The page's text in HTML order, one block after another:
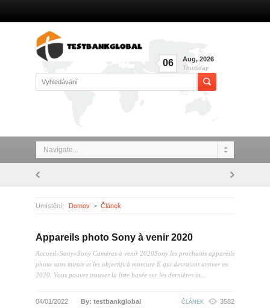
06 Aug, 2026
Thursday
Navigate...
Umístění: Domov Článek
Appareils photo Sony à venir 2020
Accueil»Sony»Sony Caméras à venir 2020Sony les prochains appareils
photo sans miroir et les objectifs à monture E qui devraient arriver en
2020. Vous pouvez trouver la liste basée sur les dernières in...
04/01/2022 By: testbankglobal ČLÁNEK 3582